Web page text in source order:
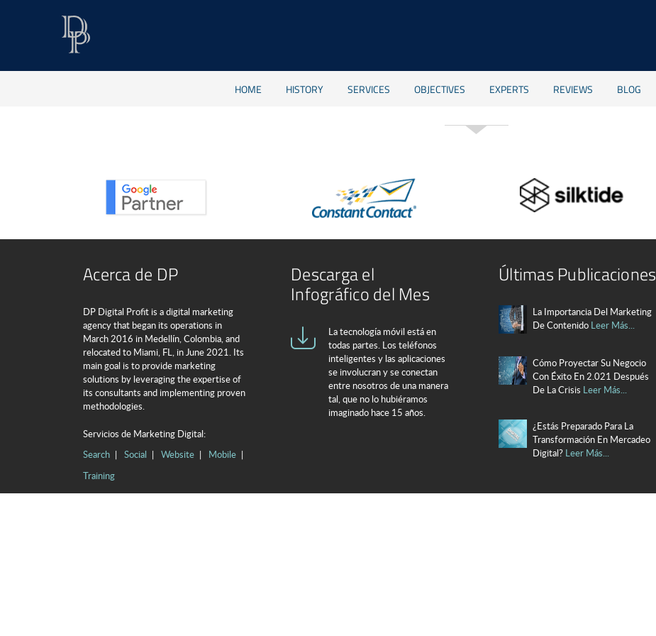
HOME HISTORY SERVICES OBJECTIVES EXPERTS REVIEWS BLOG
Socios Globales
Acerca de DP
DP Digital Profit is a digital marketing
agency that began its operations in
March 2016 in Medellín, Colombia, and
relocated to Miami, FL, in June 2021. Its
main goal is to provide marketing
solutions by leveraging the expertise of
its consultants and implementing proven
methodologies.
Servicios de Marketing Digital:
Search
Social Website
Mobile
Training
Descarga el
Infográfico del Mes
La tecnología móvil está en
todas partes. Los teléfonos
inteligentes y las aplicaciones
se involucran y se conectan
entre nosotros de una manera
tal, que no lo hubiéramos
imaginado hace 15 años.
Últimas Publicaciones
La Importancia Del Marketing
De Contenido Leer Más...
Cómo Proyectar Su Negocio
Con Éxito En 2.021 Después
De La Crisis Leer Más...
¿Estás Preparado Para La
Transformación En Mercadeo
Digital? Leer Más...